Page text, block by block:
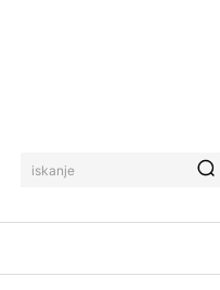
iskanje